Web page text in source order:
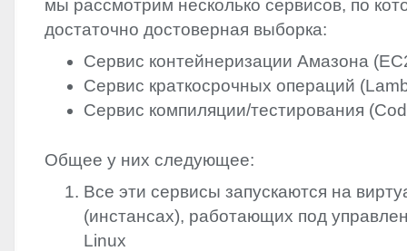
мы рассмотрим несколько сервисов, по
достаточно достоверная выборка:
Сервис контейнеризации Амазона
Сервис краткосрочных операций
Сервис компиляции/тестирования
Общее у них следующее:
Все эти сервисы запускаются на
(инстансах), работающих под
Linux